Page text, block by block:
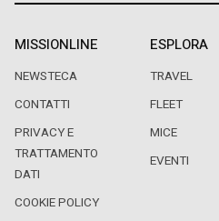
MISSIONLINE
NEWSTECA
CONTATTI
PRIVACY E
TRATTAMENTO
DATI
COOKIE POLICY
ESPLORA
TRAVEL
FLEET
MICE
EVENTI